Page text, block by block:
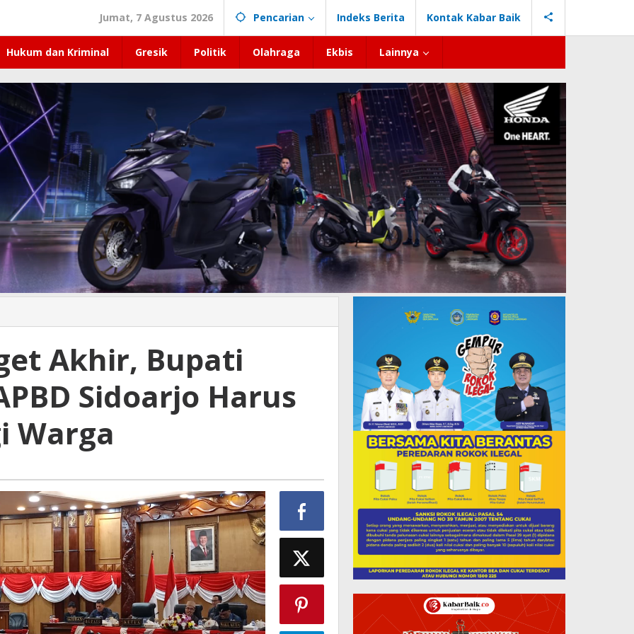
Jumat, 7 Agustus 2026 Pencarian Indeks Berita Kontak Kabar Baik
Hukum dan Kriminal Gresik Politik Olahraga Ekbis Lainnya
Akhir, Bupati
Sidoarjo Harus
Warga